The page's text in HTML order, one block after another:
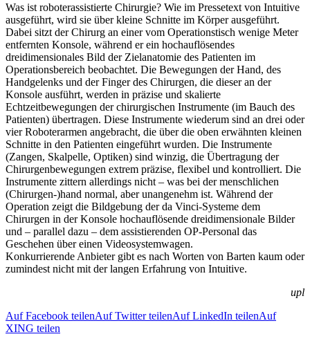
Was ist roboterassistierte Chirurgie? Wie im Pressetext von Intuitive
ausgeführt, wird sie über kleine Schnitte im Körper ausgeführt.
Dabei sitzt der Chirurg an einer vom Operationstisch wenige Meter
entfernten Konsole, während er ein hochauflösendes
dreidimensionales Bild der Zielanatomie des Patienten im
Operationsbereich beobachtet. Die Bewegungen der Hand, des
Handgelenks und der Finger des Chirurgen, die dieser an der
Konsole ausführt, werden in präzise und skalierte
Echtzeitbewegungen der chirurgischen Instrumente (im Bauch des
Patienten) übertragen. Diese Instrumente wiederum sind an drei oder
vier Roboterarmen angebracht, die über die oben erwähnten kleinen
Schnitte in den Patienten eingeführt wurden. Die Instrumente
(Zangen, Skalpelle, Optiken) sind winzig, die Übertragung der
Chirurgenbewegungen extrem präzise, flexibel und kontrolliert. Die
Instrumente zittern allerdings nicht – was bei der menschlichen
(Chirurgen-)hand normal, aber unangenehm ist. Während der
Operation zeigt die Bildgebung der da Vinci-Systeme dem
Chirurgen in der Konsole hochauflösende dreidimensionale Bilder
und – parallel dazu – dem assistierenden OP-Personal das
Geschehen über einen Videosystemwagen.
Konkurrierende Anbieter gibt es nach Worten von Barten kaum oder
zumindest nicht mit der langen Erfahrung von Intuitive.
upl
Auf Facebook teilenAuf Twitter teilenAuf LinkedIn teilenAuf
XING teilen